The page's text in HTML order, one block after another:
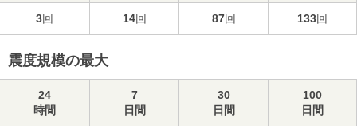
3回 14回 87回 133回
震度規模の最大
24
時間
7
日間
30
日間
100
日間